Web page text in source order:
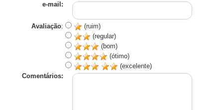
e-mail:
Avaliação:
(ruim)
(regular)
(bom)
(ótimo)
(excelente)
Comentários: